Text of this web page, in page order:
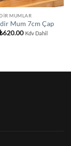
MUMLAR
Mum 7cm Çap
620.00Fiyat
Kdv Dahil